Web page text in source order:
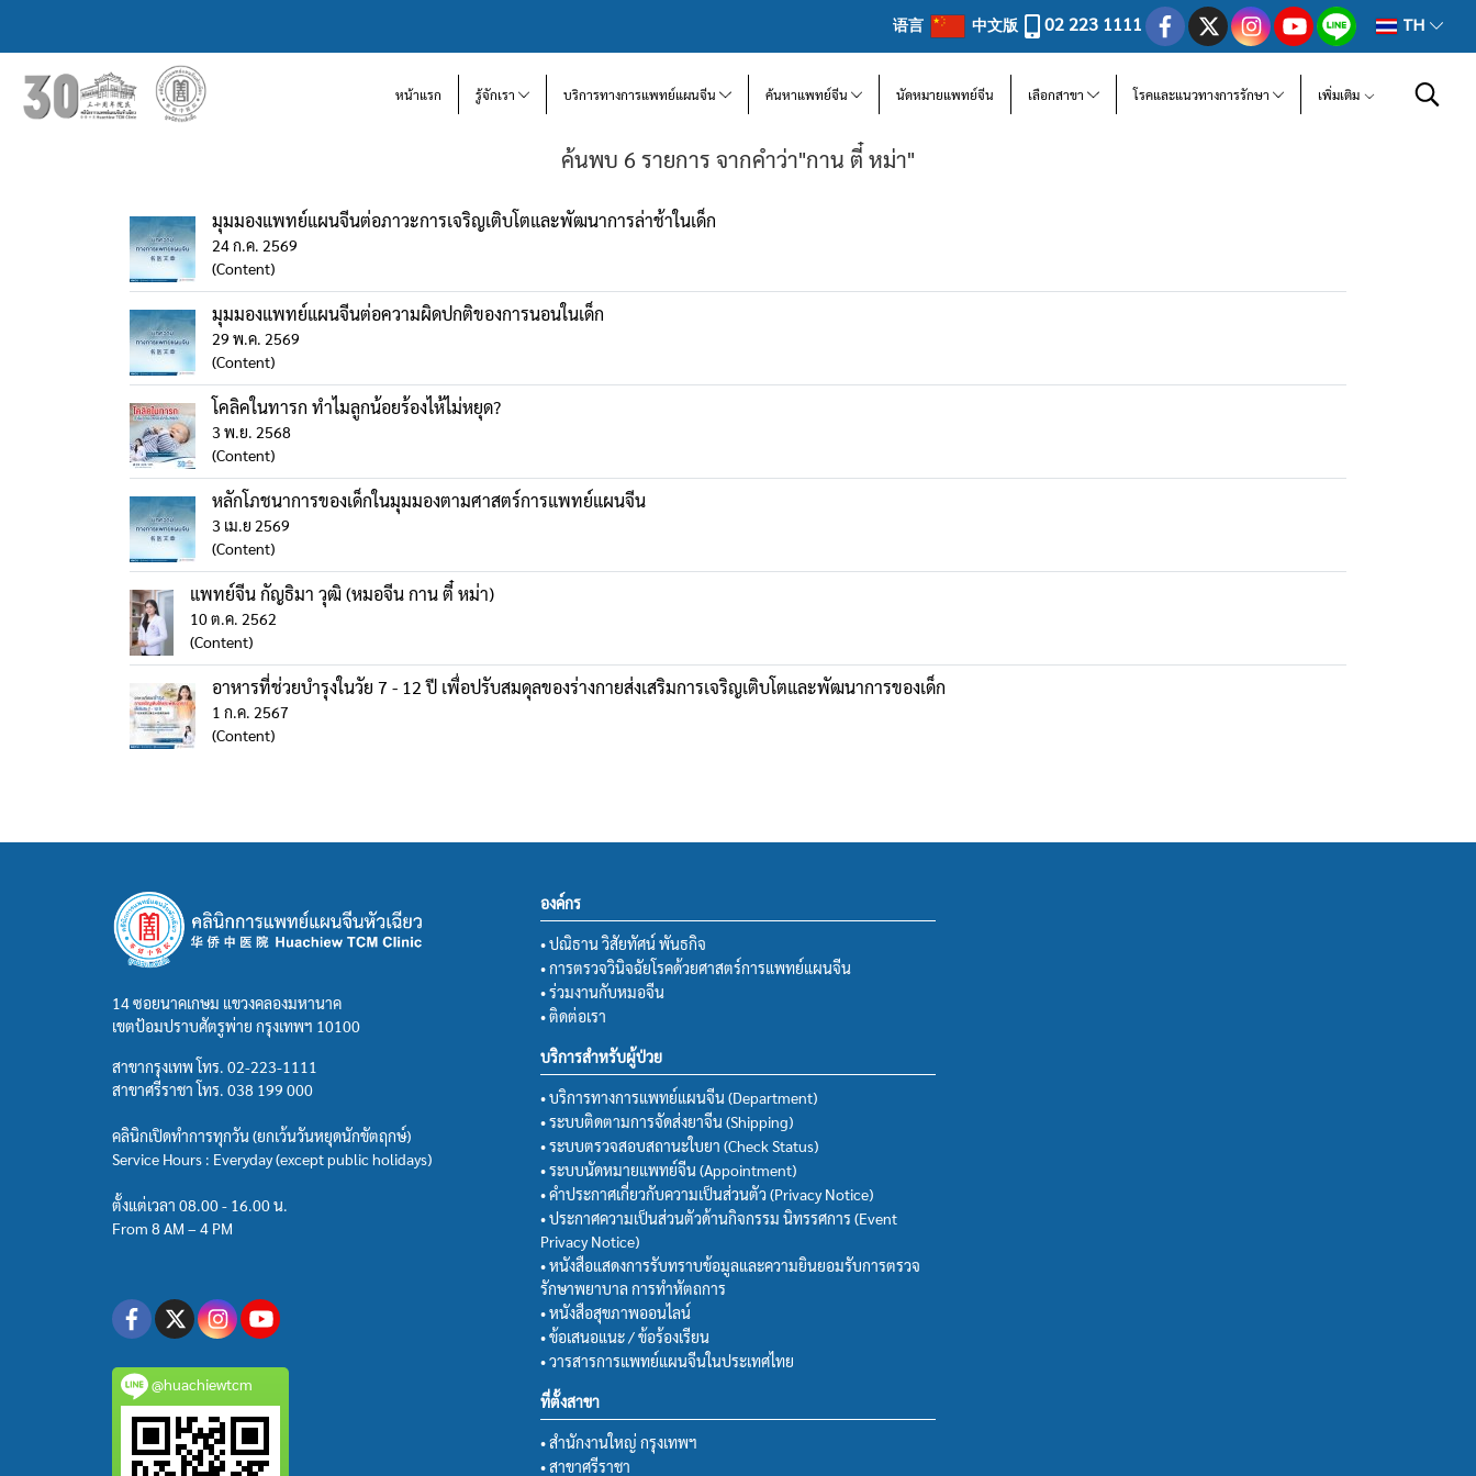
语言 中文版 02 223 1111 TH
หน้าแรก รู้จักเรา บริการทางการแพทย์แผนจีน ค้นหาแพทย์จีน นัดหมายแพทย์จีน เลือกสาขา โรคและแนวทางการรักษา เพิ่มเติม
ค้นพบ 6 รายการ จากคำว่า"กาน ตี๋ หม่า"
มุมมองแพทย์แผนจีนต่อภาวะการเจริญเติบโตและพัฒนาการล่าช้าในเด็ก
24 ก.ค. 2569
(Content)
มุมมองแพทย์แผนจีนต่อความผิดปกติของการนอนในเด็ก
29 พ.ค. 2569
(Content)
โคลิคในทารก ทำไมลูกน้อยร้องไห้ไม่หยุด?
3 พ.ย. 2568
(Content)
หลักโภชนาการของเด็กในมุมมองตามศาสตร์การแพทย์แผนจีน
3 เม.ย 2569
(Content)
แพทย์จีน กัญธิมา วุฒิ (หมอจีน กาน ตี๋ หม่า)
10 ต.ค. 2562
(Content)
อาหารที่ช่วยบำรุงในวัย 7 - 12 ปี เพื่อปรับสมดุลของร่างกายส่งเสริมการเจริญเติบโตและพัฒนาการของเด็ก
1 ก.ค. 2567
(Content)
14 ซอยนาคเกษม แขวงคลองมหานาค
เขตป้อมปราบศัตรูพ่าย กรุงเทพฯ 10100
สาขากรุงเทพ โทร. 02-223-1111
สาขาศรีราชา โทร. 038 199 000
คลินิกเปิดทำการทุกวัน (ยกเว้นวันหยุดนักขัตฤกษ์)
Service Hours : Everyday (except public holidays)
ตั้งแต่เวลา 08.00 - 16.00 น.
From 8 AM – 4 PM
@huachiewtcm
องค์กร
• ปณิธาน วิสัยทัศน์ พันธกิจ
• การตรวจวินิจฉัยโรคด้วยศาสตร์การแพทย์แผนจีน
• ร่วมงานกับหมอจีน
• ติดต่อเรา
บริการสำหรับผู้ป่วย
• บริการทางการแพทย์แผนจีน (Department)
• ระบบติดตามการจัดส่งยาจีน (Shipping)
• ระบบตรวจสอบสถานะใบยา (Check Status)
• ระบบนัดหมายแพทย์จีน (Appointment)
• คำประกาศเกี่ยวกับความเป็นส่วนตัว (Privacy Notice)
• ประกาศความเป็นส่วนตัวด้านกิจกรรม นิทรรศการ (Event
Privacy Notice)
• หนังสือแสดงการรับทราบข้อมูลและความยินยอมรับการตรวจ
รักษาพยาบาล การทำหัตถการ
• หนังสือสุขภาพออนไลน์
• ข้อเสนอแนะ / ข้อร้องเรียน
• วารสารการแพทย์แผนจีนในประเทศไทย
ที่ตั้งสาขา
• สำนักงานใหญ่ กรุงเทพฯ
• สาขาศรีราชา